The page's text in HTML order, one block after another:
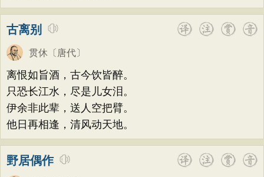
古离别
贯休 〔唐代〕
离恨如旨酒，古今饮皆醉。
只恐长江水，尽是儿女泪。
伊余非此辈，送人空把臂。
他日再相逢，清风动天地。
野居偶作